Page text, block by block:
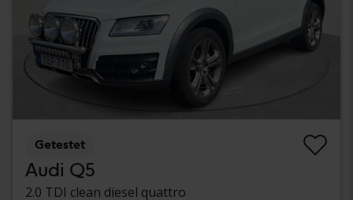
Getestet
Audi Q5
2.0 TDI clean diesel quattro